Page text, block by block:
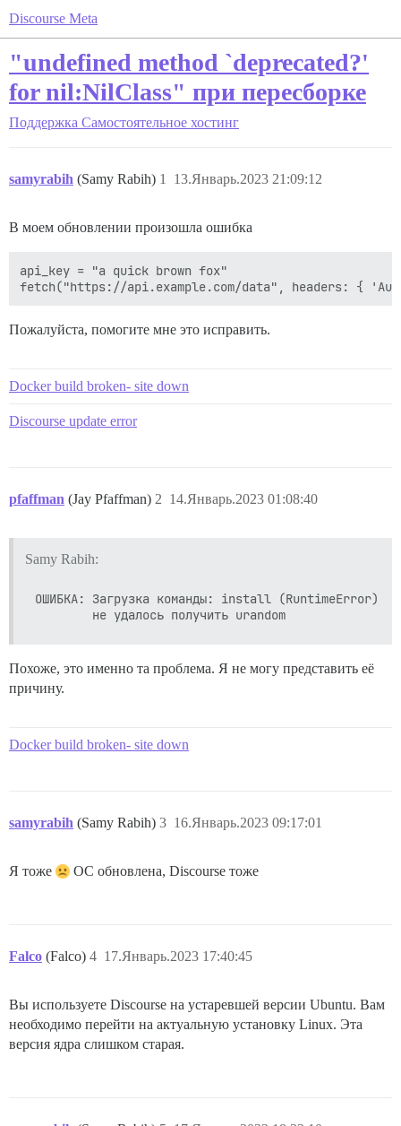
Discourse Meta
"undefined method `deprecated?'
for nil:NilClass" при пересборке
Поддержка Самостоятельное хостинг
samyrabih (Samy Rabih) 13.Январь.2023 21:09:12
1
В моем обновлении произошла ошибка
api_key = "a quick brown fox"
Пожалуйста, помогите мне это исправить.
Docker build broken- site down
Discourse update error
pfaffman (Jay Pfaffman) 14.Январь.2023 01:08:40
2
Samy Rabih:
ОШИБКА: Загрузка команды: install (RuntimeError)
Похоже, это именно та проблема. Я не могу представить её
причину.
Docker build broken- site down
samyrabih (Samy Rabih) 16.Январь.2023 09:17:01
3
Я тоже ОС обновлена, Discourse тоже
Falco (Falco) 17.Январь.2023 17:40:45
4
Вы используете Discourse на устаревшей версии Ubuntu. Вам
необходимо перейти на актуальную установку Linux. Эта
версия ядра слишком старая.